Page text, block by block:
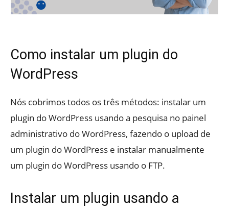
Como instalar um plugin do
WordPress
Nós cobrimos todos os três métodos: instalar um
plugin do WordPress usando a pesquisa no painel
administrativo do WordPress, fazendo o upload de
um plugin do WordPress e instalar manualmente
um plugin do WordPress usando o FTP.
Instalar um plugin usando a